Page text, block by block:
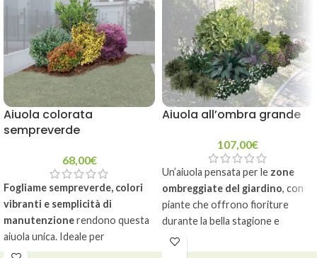
Piante abbinate
con cura ed
esperienza, pronte
da mettere a dimora
Guida pratica
con
progetto di massima
e distanze d’impianto
Telo pacciamante e
picchetti gratis
, per
meno manutenzione
e più ordine
Incluso piano annuale degli
interventi da eseguire con dosi e
modalità d'impiego.
Ideale per tutte le piante perenni,
siepi e aiuole. NON adatto per
piante acidofile.
Aiuola colorata
sempreverde
68,00€
Fogliame sempreverde, colori
vibranti e semplicità di
manutenzionerendono questa
aiuola unica. Ideale per
esposizioni soleggiate o
Aiuola all’ombra grande
107,00€
Un’aiuola pensata per le zone
ombreggiate del giardino, con
piante che offrono fioriture
durante la bella stagione e
fogliame persistente e colorato
capace di mantenere valore